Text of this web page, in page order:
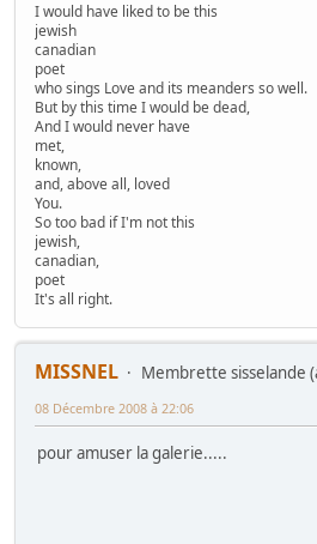
I would have liked to be this
jewish
canadian
poet
who sings Love and its meanders so well.
But by this time I would be dead,
And I would never have
met,
known,
and, above all, loved
You.
So too bad if I'm not this
jewish,
canadian,
poet
It's all right.
MISSNEL
Membrette sisselande
08 Décembre 2008 à 22:06
pour amuser la galerie.....